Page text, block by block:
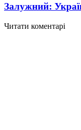
Залужний:
Читати коментарі